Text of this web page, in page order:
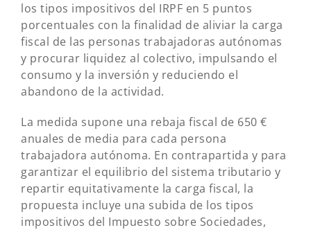
los tipos impositivos del IRPF en 5 puntos
porcentuales con la finalidad de aliviar la carga
fiscal de las personas trabajadoras autónomas
y procurar liquidez al colectivo, impulsando el
consumo y la inversión y reduciendo el
abandono de la actividad.
La medida supone una rebaja fiscal de 650 €
anuales de media para cada persona
trabajadora autónoma. En contrapartida y para
garantizar el equilibrio del sistema tributario y
repartir equitativamente la carga fiscal, la
propuesta incluye una subida de los tipos
impositivos del Impuesto sobre Sociedades,